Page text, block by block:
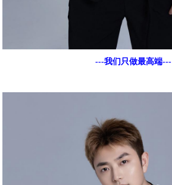
---我们只做最高端---